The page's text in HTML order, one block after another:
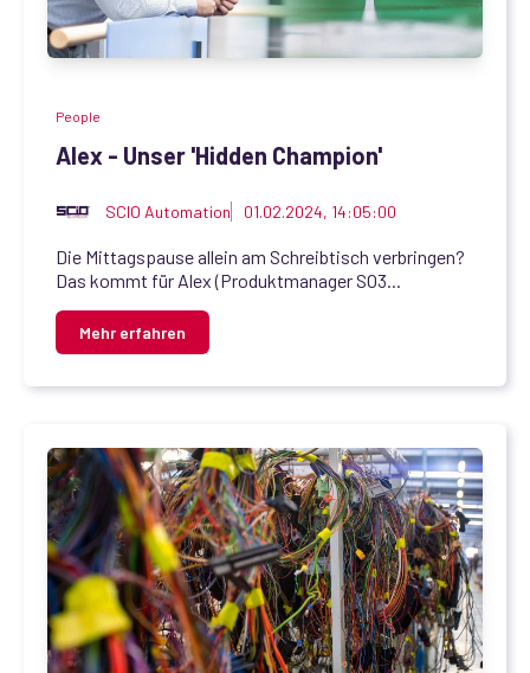
People
Alex - Unser 'Hidden Champion'
SCIO Automation 01.02.2024, 14:05:00
Die Mittagspause allein am Schreibtisch verbringen?
Das kommt für Alex (Produktmanager SO3...
Mehr erfahren